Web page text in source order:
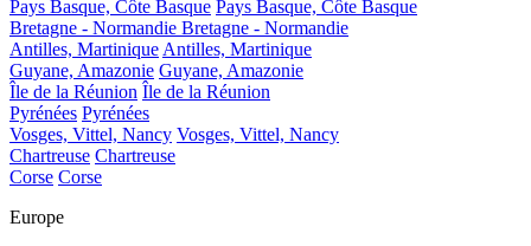
Pays Basque, Côte Basque Pays Basque, Côte Basque
Bretagne - Normandie Bretagne - Normandie
Antilles, MartiniqueAntilles, Martinique
Guyane, Amazonie Guyane, Amazonie
Île de la Réunion Île de la Réunion
Pyrénées Pyrénées
Vosges, Vittel, Nancy Vosges, Vittel, Nancy
Chartreuse Chartreuse
Corse Corse
Europe